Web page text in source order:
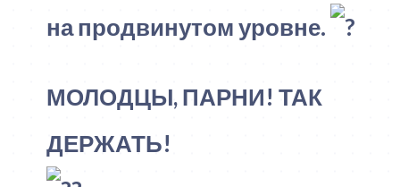
на продвинутом уровне.
МОЛОДЦЫ, ПАРНИ! ТАК
ДЕРЖАТЬ!